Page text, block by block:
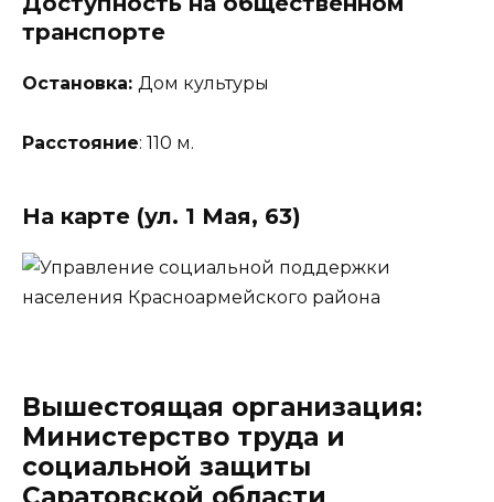
транспорте
Остановка: Дом культуры
Расстояние: 110 м.
На карте (ул. 1 Мая, 63)
Вышестоящая организация:
Министерство труда и
социальной защиты